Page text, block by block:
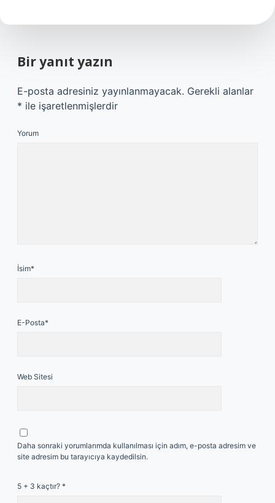
Bir yanıt yazın
E-posta adresiniz yayınlanmayacak. Gerekli alanlar
* ile işaretlenmişlerdir
Yorum
İsim*
E-Posta*
Web Sitesi
Daha sonraki yorumlarımda kullanılması için adım, e-posta adresim ve
site adresim bu tarayıcıya kaydedilsin.
5 + 3 kaçtır? *